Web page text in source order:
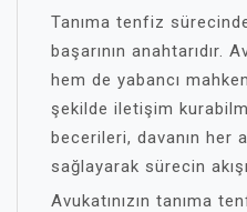
Tanıma tenfiz
başarının anahtarıdır.
hem de yabancı
şekilde iletişim
becerileri, davanın her
sağlayarak sürecin
Avukatınızın tanıma